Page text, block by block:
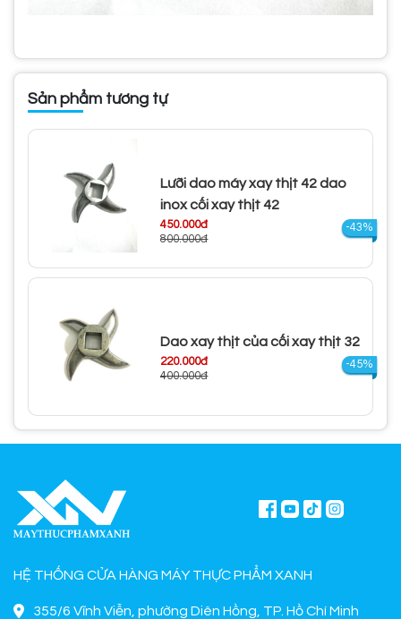
Sản phẩm tương tự
Lưỡi dao máy xay thịt 42 dao
inox cối xay thịt 42
450.000đ
800.000đ
-43%
Dao xay thịt của cối xay thịt 32
220.000đ
400.000đ
-45%
HỆ THỐNG CỬA HÀNG MÁY THỰC PHẨM XANH
355/6 Vĩnh Viễn, phường Diên Hồng, TP. Hồ Chí Minh